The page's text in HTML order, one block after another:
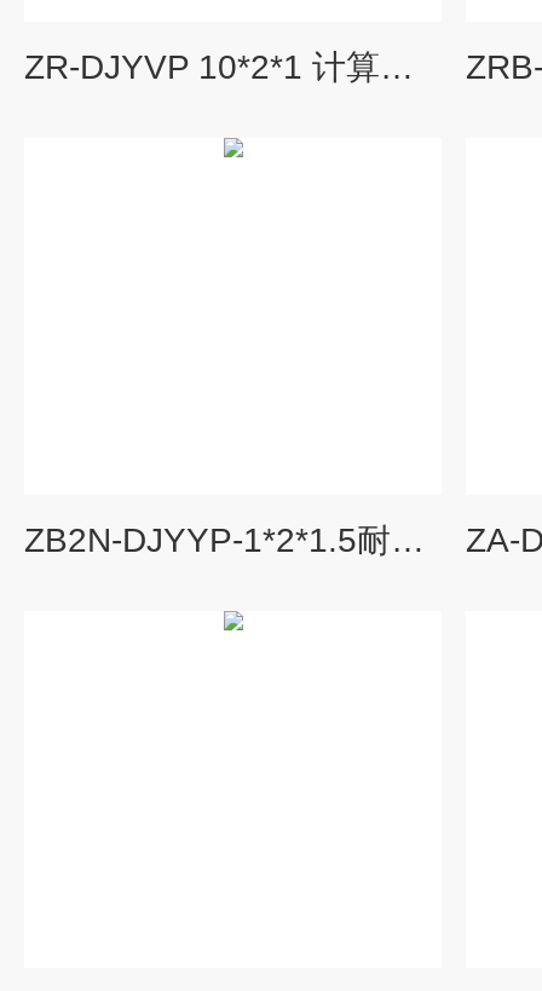
ZR-DJYVP 10*2*1 计算机电缆
ZB2N-DJYYP-1*2*1.5耐火型计算机电缆